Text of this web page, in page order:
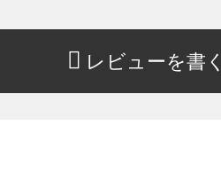
レビューを書く